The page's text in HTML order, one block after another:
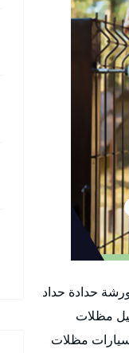
حدادة حداد
مظلات
مظلات